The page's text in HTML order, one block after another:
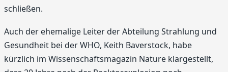
schließen.
Auch der ehemalige Leiter der Abteilung Strahlung und
Gesundheit bei der WHO, Keith Baverstock, habe
kürzlich im Wissenschaftsmagazin Nature klargestellt,